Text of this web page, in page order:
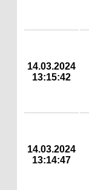
14.03.2024
13:15:42
14.03.2024
13:14:47